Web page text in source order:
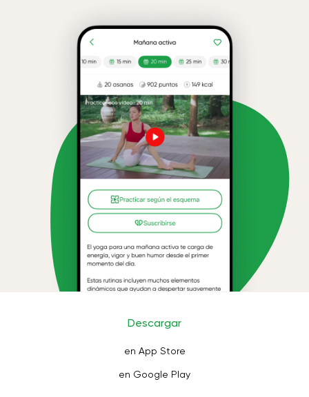
Descargar
en App Store
en Google Play